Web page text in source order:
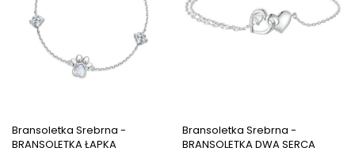
Bransoletka Srebrna -
BRANSOLETKA ŁAPKA
Bransoletka Srebrna -
BRANSOLETKA DWA SERCA